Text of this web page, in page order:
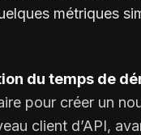
métriques
du temps de
pour créer un
client d’API,